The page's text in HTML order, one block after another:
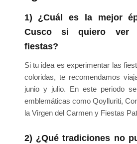
1) ¿Cuál es la mejor
Cusco si quiero ver
fiestas?
Si tu idea es experimentar las
coloridas, te recomendamos
junio y julio. En este periodo
emblemáticas como Qoylluriti,
la Virgen del Carmen y Fiestas
2) ¿Qué tradiciones no